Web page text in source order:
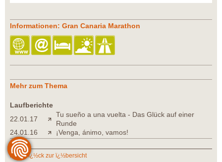
Informationen: Gran Canaria Marathon
Mehr zum Thema
Laufberichte
22.01.17
Tu sueño a una vuelta - Das Glück auf einer
Runde
24.01.16
¡Venga, ánimo, vamos!
zurï¿½ck zur ï¿½bersicht